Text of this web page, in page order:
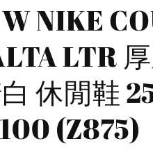
NIKE
LTR
休閒鞋
(Z875)